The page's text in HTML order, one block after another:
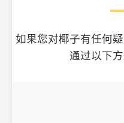
如果您对椰子有任何
通过以下